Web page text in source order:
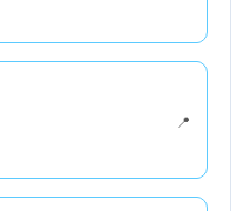
📍